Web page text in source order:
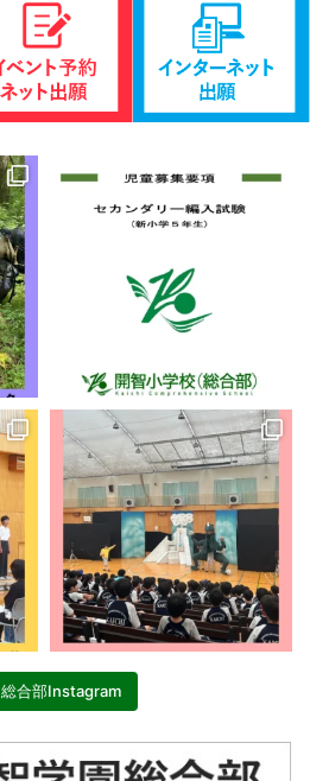
総合部Instagram